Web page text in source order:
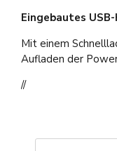
Eingebautes
Mit einem
Aufladen der
//